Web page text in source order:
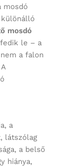
mosdó
mosdó
le – a
a falon
a
látszólag
a belső
hiánya,